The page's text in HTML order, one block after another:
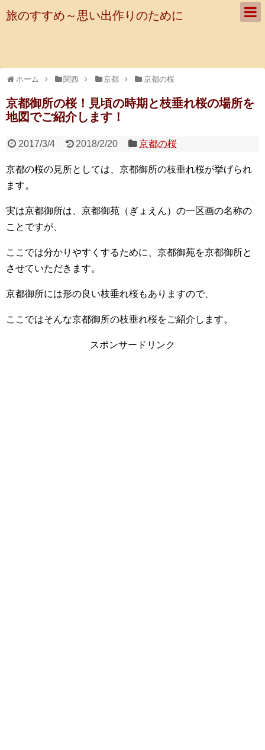
旅のすすめ～思い出作りのために
ホーム 関西 京都 京都の桜
京都御所の桜！見頃の時期と枝垂れ桜の場所を
地図でご紹介します！
2017/3/4 2018/2/20 京都の桜
京都の桜の見所としては、京都御所の枝垂れ桜が挙げられ
ます。
実は京都御所は、京都御苑（ぎょえん）の一区画の名称の
ことですが、
ここでは分かりやすくするために、京都御苑を京都御所と
させていただきます。
京都御所には形の良い枝垂れ桜もありますので、
ここではそんな京都御所の枝垂れ桜をご紹介します。
スポンサードリンク